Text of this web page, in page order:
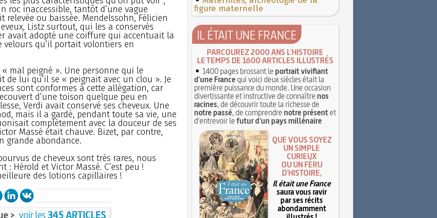
roc inaccessible, tantôt d’une vague
ou baissée. Mendelssohn, Félicien
Listz surtout, qui les a conservés
avait adopté une coiffure qui accentuait la
velours qu’il portait volontiers en
mal peigné ». Une personne qui le
lui qu’il se « peignait avec un clou ». Je
sont conformes à cette allégation, car
d’une toison quelque peu en
Verdi avait conservé ses cheveux. Une
mais il a gardé, pendant toute sa vie, une
complètement avec la douceur de ses
Massé était chauve. Bizet, par contre,
grande abondance.
de cheveux sont très rares, nous
Hérold et Victor Massé. C’est peu !
des lotions capillaires !
> voir les345 ARTICLES
figure maternelle
IL ÉTAIT UNE FRANCE
PARCOUREZ 2000 ANS L'HISTOIRE
LE TEMPS DE 1600 ARTICLES ILLUSTRÉS
1400 pages brossant leportrait vivifiant
d'une Francequi voici deux siècles était la
première puissance du monde. Une occasion
divertissante et instructive de connaîtrenos
racines, de découvrir toute la richesse de
notre passé, de comprendrenotre présentet
d'entrevoir lefutur d'un pays millénaire
QUE VOUS SOYEZ
UN SIMPLE
CURIEUX
OU UN FÉRU
D'HISTOIRE,
Il était une France
saura vous ravir
par ses récits
abondamment